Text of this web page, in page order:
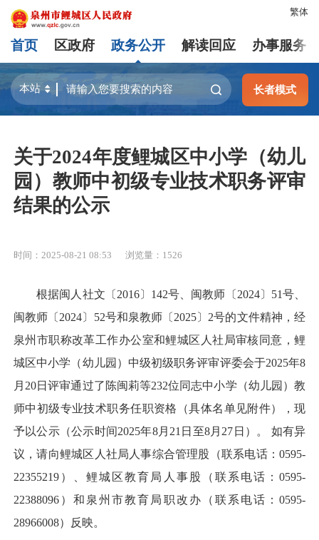
繁体
首页 区政府 政务公开 解读回应 办事服务
长者模式
关于2024年度鲤城区中小学（幼儿
园）教师中初级专业技术职务评审
结果的公示
时间：2025-08-21 08:53 浏览量： 1526
根据闽人社文〔2016〕142号、闽教师〔2024〕51号、
闽教师〔2024〕52号和泉教师〔2025〕2号的文件精神，经
泉州市职称改革工作办公室和鲤城区人社局审核同意，鲤
城区中小学（幼儿园）中级初级职务评审评委会于2025年8
月20日评审通过了陈闽莉等232位同志中小学（幼儿园）教
师中初级专业技术职务任职资格（具体名单见附件），现
予以公示（公示时间2025年8月21日至8月27日）。 如有异
议，请向鲤城区人社局人事综合管理股（联系电话：0595-
22355219）、鲤城区教育局人事股（联系电话：0595-
22388096）和泉州市教育局职改办（联系电话：0595-
28966008）反映。